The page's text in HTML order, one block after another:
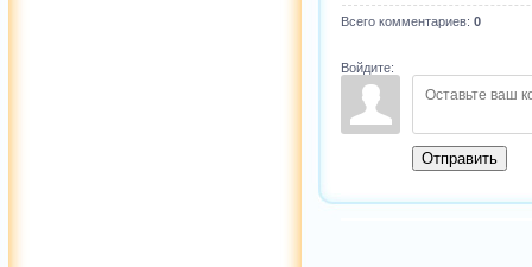
Всего комментариев: 0
Войдите:
Отправить